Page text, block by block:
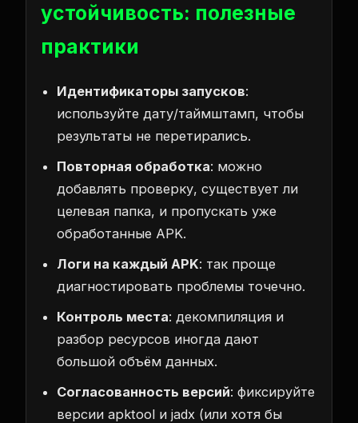
устойчивость: полезные
практики
Идентификаторы запусков:
используйте дату/таймштамп, чтобы
результаты не перетирались.
Повторная обработка: можно
добавлять проверку, существует ли
целевая папка, и пропускать уже
обработанные APK.
Логи на каждый APK: так проще
диагностировать проблемы точечно.
Контроль места: декомпиляция и
разбор ресурсов иногда дают
большой объём данных.
Согласованность версий: фиксируйте
версии apktool и jadx (или хотя бы